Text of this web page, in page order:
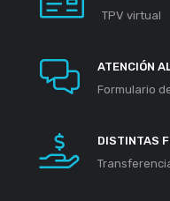
TPV virtual
ATENCIÓN
Formulario
DISTINTAS